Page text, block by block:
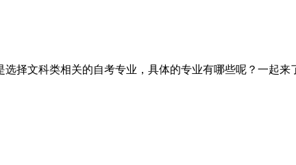
择文科类相关的自考专业，具体的专业有哪些呢？一起来